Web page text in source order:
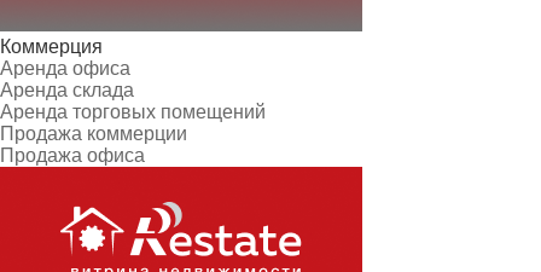
Коммерция
Аренда офиса
Аренда склада
Аренда торговых помещений
Продажа коммерции
Продажа офиса